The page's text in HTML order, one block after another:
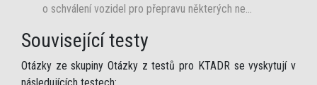
o schválení vozidel pro přepravu některých ne...
Související testy
Otázky ze skupiny Otázky z testů pro KTADR se vyskytují v